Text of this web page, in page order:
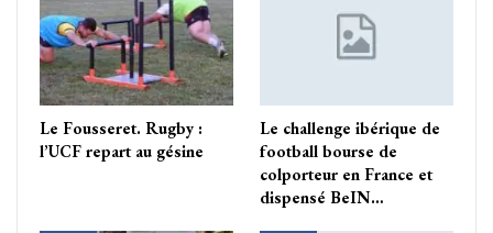
Le Fousseret. Rugby :
l’UCF repart au gésine
Le challenge ibérique de
football bourse de
colporteur en France et
dispensé BeIN…